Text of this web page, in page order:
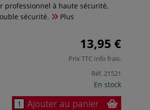
professionnel à haute sécurité,
sécurité.
Plus
13,95 €
Prix TTC Info frais.
Réf.21521
En stock
Ajouter au panier